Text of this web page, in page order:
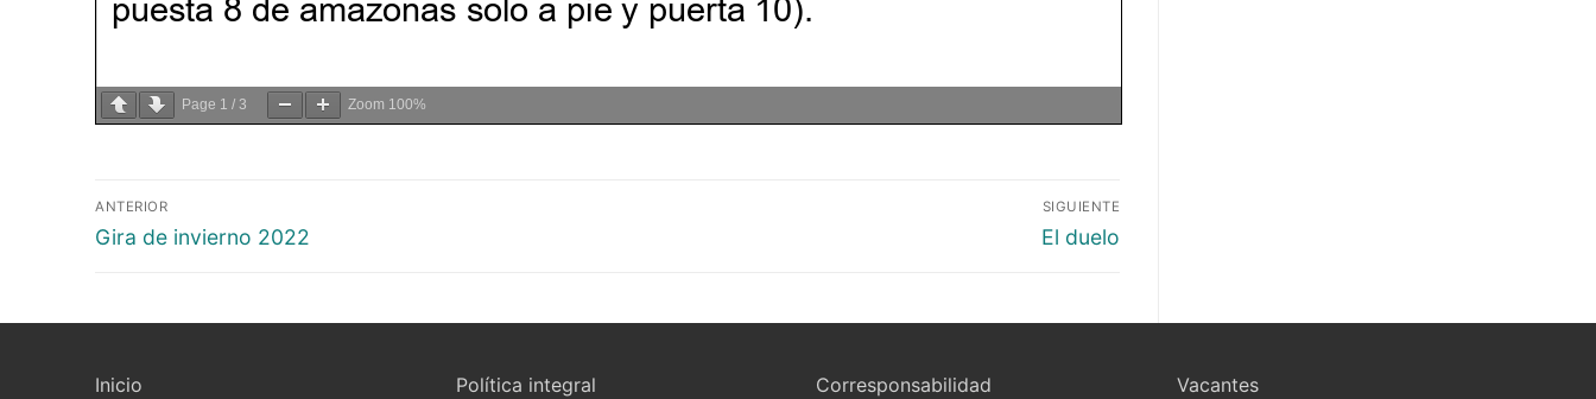
Page 1 / 3 Zoom 100%
ANTERIOR
Gira de invierno 2022
SIGUIENTE
El duelo
Inicio
Política integral
Corresponsabilidad
Vacantes